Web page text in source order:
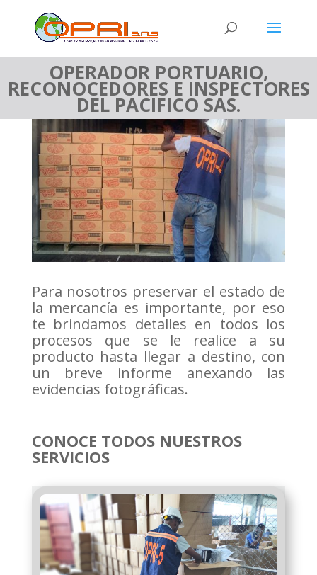
OPERADOR PORTUARIO,
RECONOCEDORES E INSPECTORES
DEL PACIFICO SAS.
Para nosotros preservar el estado de
la mercancía es importante, por eso
te brindamos detalles en todos los
procesos que se le realice a su
producto hasta llegar a destino, con
un breve informe anexando las
evidencias fotográficas.
CONOCE TODOS NUESTROS
SERVICIOS